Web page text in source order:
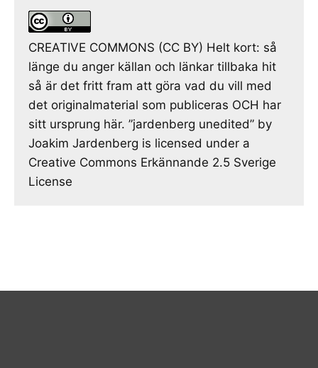
CREATIVE COMMONS (CC BY) Helt kort: så
länge du anger källan och länkar tillbaka hit
så är det fritt fram att göra vad du vill med
det originalmaterial som publiceras OCH har
sitt ursprung här. ”jardenberg unedited” by
Joakim Jardenberg is licensed under a
Creative Commons Erkännande 2.5 Sverige
License